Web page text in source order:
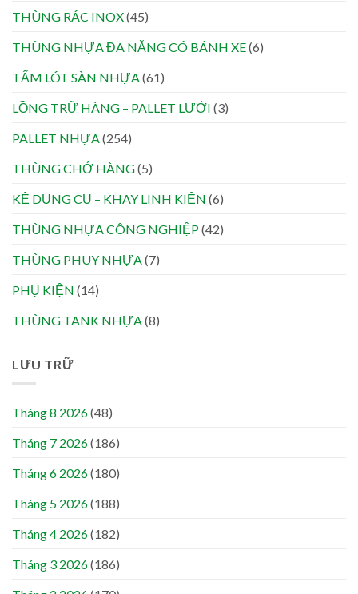
THÙNG RÁC INOX(45)
THÙNG NHỰA ĐA NĂNG CÓ BÁNH XE(6)
TẤM LÓT SÀN NHỰA(61)
LỒNG TRỮ HÀNG – PALLET LƯỚI (3)
PALLET NHỰA(254)
THÙNG CHỞ HÀNG(5)
KỆ DỤNG CỤ – KHAY LINH KIỆN (6)
THÙNG NHỰA CÔNG NGHIỆP(42)
THÙNG PHUY NHỰA(7)
PHỤ KIỆN (14)
THÙNG TANK NHỰA(8)
LƯU TRỮ
Tháng 8 2026(48)
Tháng 7 2026(186)
Tháng 6 2026(180)
Tháng 5 2026(188)
Tháng 4 2026(182)
Tháng 3 2026(186)